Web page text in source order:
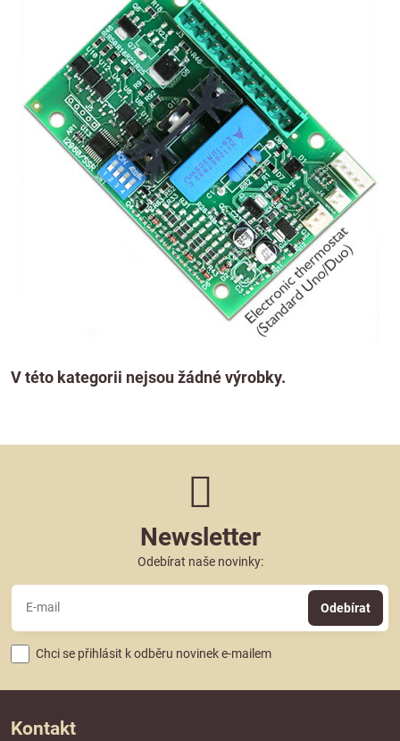
Newsletter
Odebírat naše novinky:
Odebírat
Chci se přihlásit k odběru novinek e-mailem
Kontakt